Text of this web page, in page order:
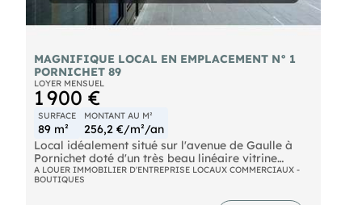
MAGNIFIQUE LOCAL EN EMPLACEMENT N° 1
PORNICHET 89
LOYER MENSUEL
1 900 €
SURFACE
89 m²
MONTANT AU M²
256,2 €/m²/an
Local idéalement situé sur l'avenue de Gaulle à
Pornichet doté d'un très beau linéaire vitrine
permettant véritablement de profiter d'une
excellente clarté.
En parfait état, ce local sera disponible en date du
A LOUER IMMOBILIER D'ENTREPRISE LOCAUX COMMERCIAUX -
BOUTIQUES